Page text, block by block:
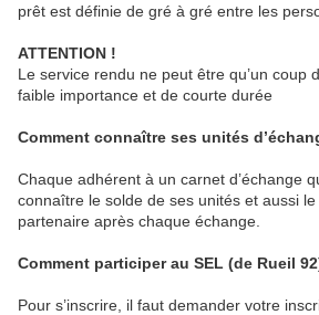
prêt est définie de gré à gré entre les
ATTENTION !
Le service rendu ne peut être qu’un coup
faible importance et de courte durée
Comment connaître ses unités
Chaque adhérent à un carnet d’échange
connaître le solde de ses unités et aussi
partenaire après chaque échange.
Comment participer au SEL (de Rueil
Pour s’inscrire, il faut demander votre